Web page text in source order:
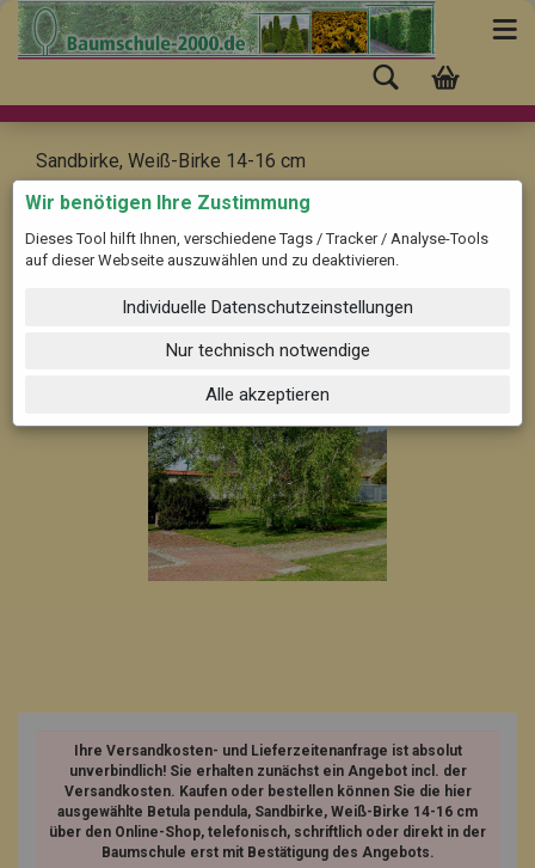
Sandbirke, Weiß-Birke 14-16 cm
Betula pendula
Ihre Versandkosten- und Lieferzeitenanfrage ist absolut
unverbindlich! Sie erhalten zunächst ein Angebot incl. der
Versandkosten. Kaufen oder bestellen können Sie die hier
ausgewählte Betula pendula, Sandbirke, Weiß-Birke 14-16 cm
über den Online-Shop, telefonisch, schriftlich oder direkt in der
Baumschule erst mit Bestätigung des Angebots.
Wir benötigen Ihre Zustimmung
Dieses Tool hilft Ihnen, verschiedene Tags / Tracker / Analyse-Tools
auf dieser Webseite auszuwählen und zu deaktivieren.
Individuelle Datenschutzeinstellungen
Nur technisch notwendige
Alle akzeptieren